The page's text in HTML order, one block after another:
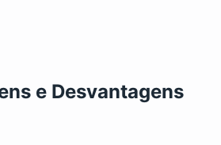
e Desvantagens